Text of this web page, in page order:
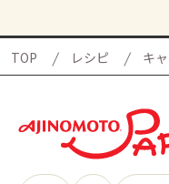
TOP レシピ キ